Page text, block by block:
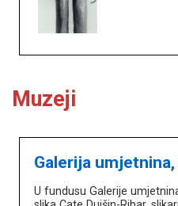
Muzeji
Galerija
U fundusu Galerije